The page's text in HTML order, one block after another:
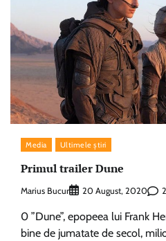
Media Ultimele știri
Primul trailer Dune
Marius Bucur 20 August, 2020 2
0 ”Dune”, epopeea lui Frank
bine de jumatate de secol,